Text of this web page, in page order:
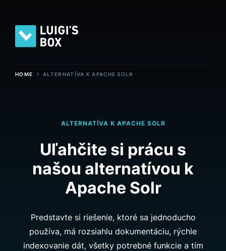
HOME ›ALTERNATÍVA K APACHE SOLR
ALTERNATÍVA K APACHE SOLR
Uľahčite si prácu s
našou alternatívou k
Apache Solr
Predstavte si riešenie, ktoré sa jednoducho
používa, má rozsiahlu dokumentáciu, rýchle
indexovanie dát, všetky potrebné funkcie a tím